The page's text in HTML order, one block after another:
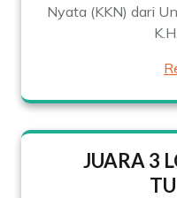
Nyata (KKN) dari
JUARA 3